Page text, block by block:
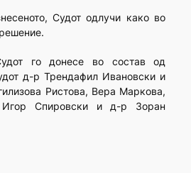
Судот одлучи како во
го донесе во состав од
д-р Трендафил Ивановски и
Ристова, Вера Маркова,
Игор Спировски и д-р Зоран